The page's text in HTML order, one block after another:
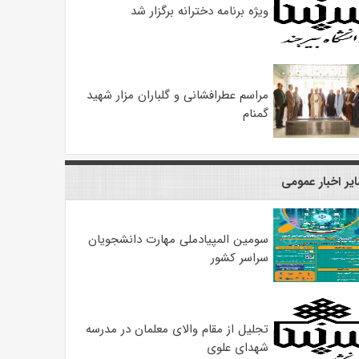
ویژه برنامه دخترانه برگزار شد
مراسم عطرافشانی و گلباران مزار شهید
گمنام
اخبار عمومی
سومین المپیادملی مهارت دانشجویان
سراسر کشور
تجلیل از مقام والای معلمان در مدرسه
شهدای علوی